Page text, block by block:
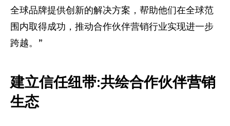
全球品牌提供创新的解决方案，帮助他们在全球范
围内取得成功，推动合作伙伴营销行业实现进一步
跨越。”
建立信任纽带:共绘合作伙伴营销
生态